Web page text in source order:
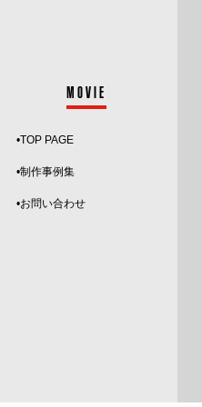
MOVIE
•TOP PAGE
•制作事例集
•お問い合わせ